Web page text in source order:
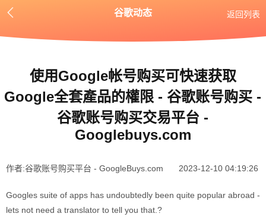
谷歌动态 返回列表
使用Google帐号购买可快速获取
Google全套產品的權限 - 谷歌账号购买 -
谷歌账号购买交易平台 -
Googlebuys.com
作者:谷歌账号购买平台 - GoogleBuys.com​ 2023-12-10 04:19:26
Googles suite of apps has undoubtedly been quite popular abroad -
lets not need a translator to tell you that.?